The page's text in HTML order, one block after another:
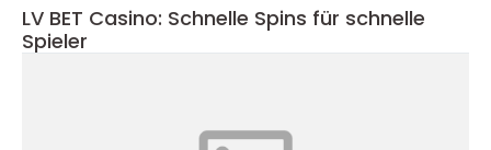
LV BET Casino: Schnelle Spins für schnelle
Spieler